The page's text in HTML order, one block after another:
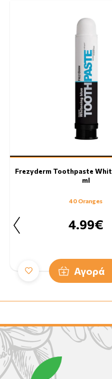
Frezyderm Toothpaste
ml
40 Oranges
4.99€
Αγορά